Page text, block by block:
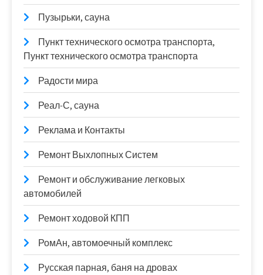
Пузырьки, сауна
Пункт технического осмотра транспорта,
Пункт технического осмотра транспорта
Радости мира
Реал-С, сауна
Реклама и Контакты
Ремонт Выхлопных Систем
Ремонт и обслуживание легковых
автомобилей
Ремонт ходовой КПП
РомАн, автомоечный комплекс
Русская парная, баня на дровах